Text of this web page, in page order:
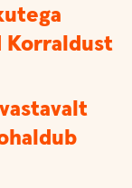
Korraldust